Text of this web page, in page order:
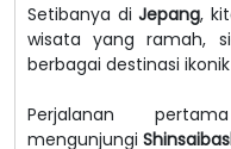
Setibanya diJepang,
wisata yang ramah,
berbagai destinasi
Perjalanan
mengunjungi